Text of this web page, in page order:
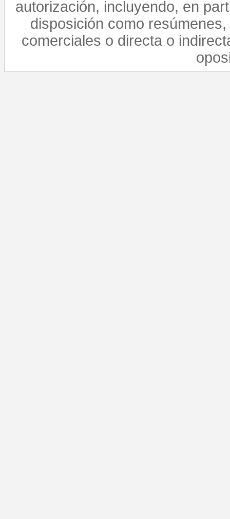
autorización, incluyendo, en
disposición como
comerciales o directa o